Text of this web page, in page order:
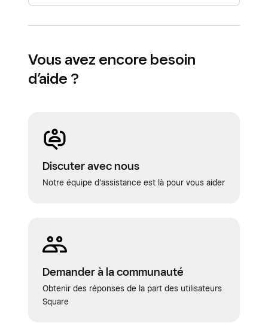
Vous avez encore besoin
d’aide ?
Discuter avec nous
Notre équipe d’assistance est là pour vous aider
Demander à la communauté
Obtenir des réponses de la part des utilisateurs
Square